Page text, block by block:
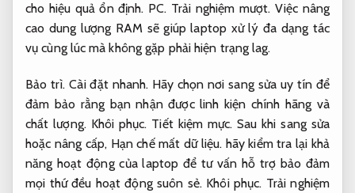
cho hiệu quả ổn định. PC. Trải nghiệm mượt. Việc nâng
cao dung lượng RAM sẽ giúp laptop xử lý đa dạng tác
vụ cùng lúc mà không gặp phải hiện trạng lag.
Bảo trì. Cài đặt nhanh. Hãy chọn nơi sang sửa uy tín để
đảm bảo rằng bạn nhận được linh kiện chính hãng và
chất lượng. Khôi phục. Tiết kiệm mực. Sau khi sang sửa
hoặc nâng cấp, Hạn chế mất dữ liệu. hãy kiểm tra lại khả
năng hoạt động của laptop để tư vấn hỗ trợ bảo đảm
mọi thứ đều hoạt động suôn sẻ. Khôi phục. Trải nghiệm